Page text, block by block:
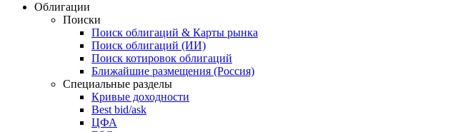
Облигации
Поиски
Поиск облигаций & Карты рынка
Поиск облигаций (ИИ)
Поиск котировок облигаций
Ближайшие размещения (Россия)
Специальные разделы
Кривые доходности
Best bid/ask
ЦФА